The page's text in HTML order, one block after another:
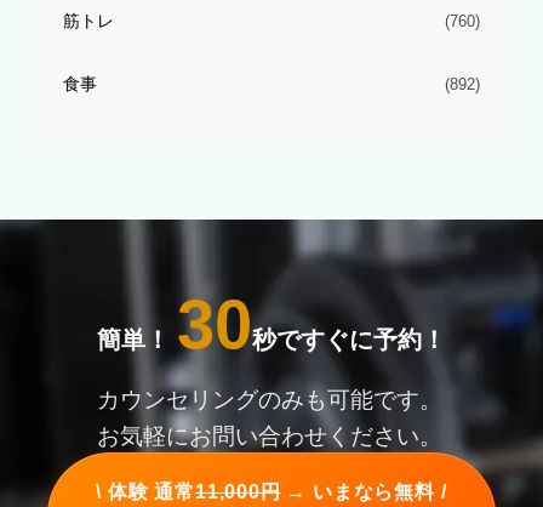
筋トレ (760)
食事 (892)
簡単！ 30秒ですぐに予約！
カウンセリングのみも可能です。
お気軽にお問い合わせください。
\ 体験 通常11,000円→ いまなら無料 /